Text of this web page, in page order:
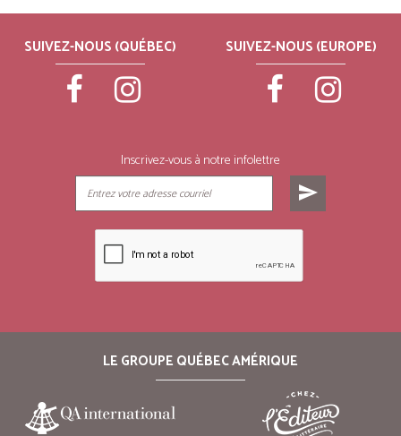
SUIVEZ-NOUS (QUÉBEC) SUIVEZ-NOUS (EUROPE)
Inscrivez-vous à notre infolettre
send
LE GROUPE QUÉBEC AMÉRIQUE